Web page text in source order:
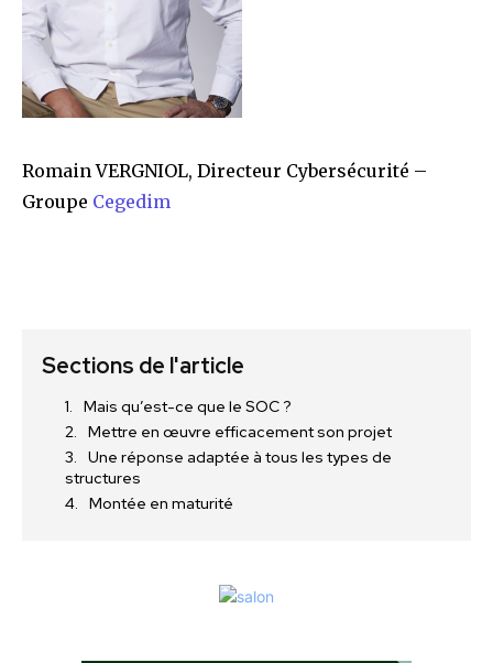
Romain VERGNIOL, Directeur Cybersécurité –
Groupe Cegedim
Sections de l'article
Mais qu’est-ce que le SOC ?
Mettre en œuvre efficacement son projet
Une réponse adaptée à tous les types de
structures
Montée en maturité